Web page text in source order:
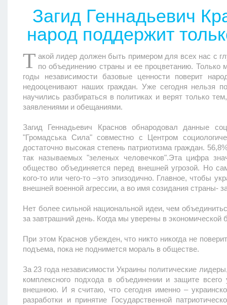
Загид Геннадьевич
народ поддержит
Т акой лидер должен быть примером для всех нас с
по объединению страны и ее процветанию. Только
годы независимости базовые ценности поверит
недооценивают наших граждан. Уже сегодня нельзя
научились разбираться в политиках и верят только
заявлениями и обещаниями.
Загид Геннадьевич Краснов обнародовал данные
"Громадська Сила" совместно с Центром
достаточно высокая степень патриотизма граждан.
так называемых "зеленых человечков".Эта цифра
общество объединяется перед внешней угрозой. Но
кого-то или чего-то –это эпизодично. Главное, чтобы
внешней военной агрессии, а во имя созидания страны-
Нет более сильной национальной идеи, чем
за завтрашний день. Когда мы уверены в экономической
При этом Краснов убежден, что никто никогда не
подъема, пока не поднимется мораль в обществе.
За 23 года независимости Украины политические
комплексного подхода в объединении и защите
внешнюю. И я считаю, что сегодня именно –
разработки и принятие Государственной